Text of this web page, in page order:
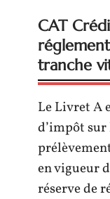
CAT
tranche
Le Livret A
d’impôt sur
en vigueur
réserve de